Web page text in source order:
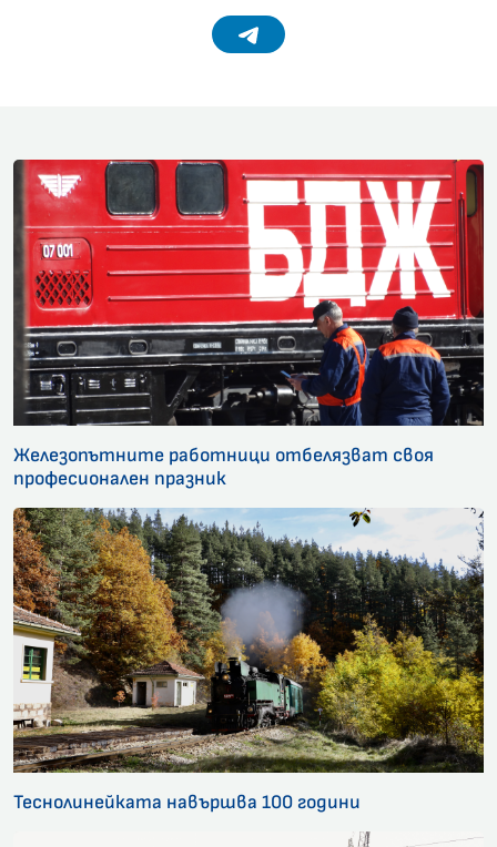
Telegram
Железопътните работници отбелязват своя
професионален празник
Теснолинейката навършва 100 години